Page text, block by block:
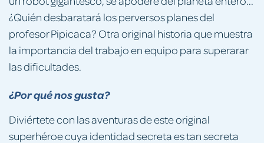
¿Quién desbaratará los perversos planes del
profesor Pipicaca? Otra original historia que muestra
la importancia del trabajo en equipo para superarar
las dificultades.
¿Por qué nos gusta?
Diviértete con las aventuras de este original
superhéroe cuya identidad secreta es tan secreta